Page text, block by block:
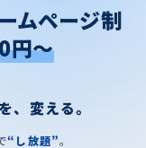
ムページ制
円〜
、変える。
“し放題”。